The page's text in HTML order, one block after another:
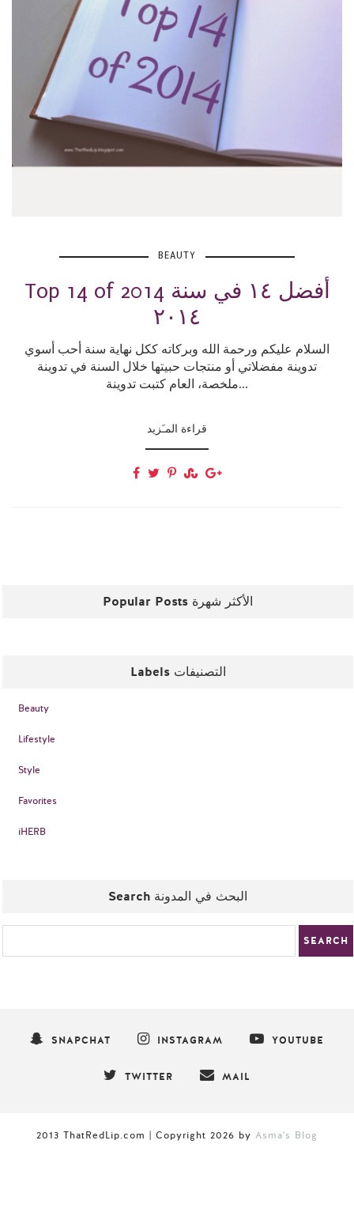
BEAUTY
Top 14 of 2014 أفضل ١٤ في سنة
٢٠١٤
السلام عليكم ورحمة الله وبركاته ككل نهاية سنة أحب أسوي
تدوينة مفضلاتي أو منتجات حبيتها خلال السنة في تدوينة
ملخصة، العام كتبت تدوينة...
قراءة المـَزيد
Popular Posts الأكثر شهرة
Labels التصنيفات
Beauty
Lifestyle
Style
Favorites
iHERB
Search البحث في المدونة
SNAPCHAT INSTAGRAM YOUTUBE
TWITTER MAIL
2013 ThatRedLip.com | Copyright 2026 by Asma's Blog